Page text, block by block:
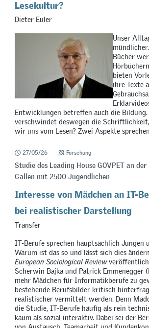
Dieter Euler
Unser
Bücher
bieten
ihre Texte
Entwicklungen betreffen auch die
verschwindet deswegen die
wir uns vom Lesen? Zwei Aspekte
27/05/26 Forschung
Studie des Leading House GOVPET an
Gallen mit 2500 Jugendlichen
Interesse von Mädchen an IT-
bei realistischer Darstellung
Transfer
IT-Berufe sprechen hauptsächlich Jungen
Warum ist das so und lässt sich dies
European Sociological Review
Scherwin Bajka und Patrick Emmenegger
mehr Mädchen für Informatikberufe zu
bestehende Berufsbilder kritisch
realistischer vermittelt werden. Denn
die Studie, IT-Berufe häufig als rein
kaum als sozial interaktiv. Dabei sei der